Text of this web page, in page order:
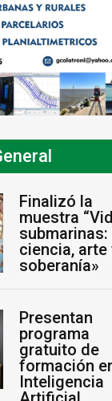
Finalizó la
muestra
submarinas:
ciencia, arte
soberanía»
Presentan
programa
gratuito de
formación
Inteligencia